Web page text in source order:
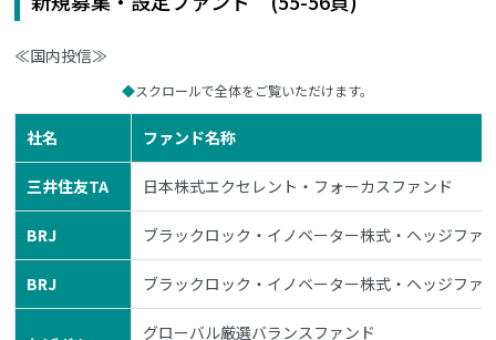
≪国内投信≫
スクロールで全体をご覧いただけます。
社名 ファンド名称
三井住友TA 日本株式エクセレント・フォーカスファンド
BRJ ブラックロック・イノベーター株式・ヘッジファ
BRJ ブラックロック・イノベーター株式・ヘッジファ
グローバル厳選バランスファンド